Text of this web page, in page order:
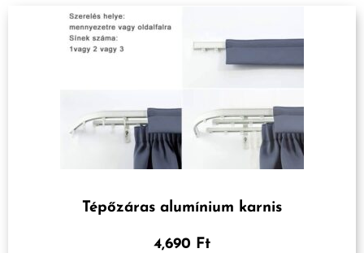
Tépőzáras alumínium karnis
4,690 Ft